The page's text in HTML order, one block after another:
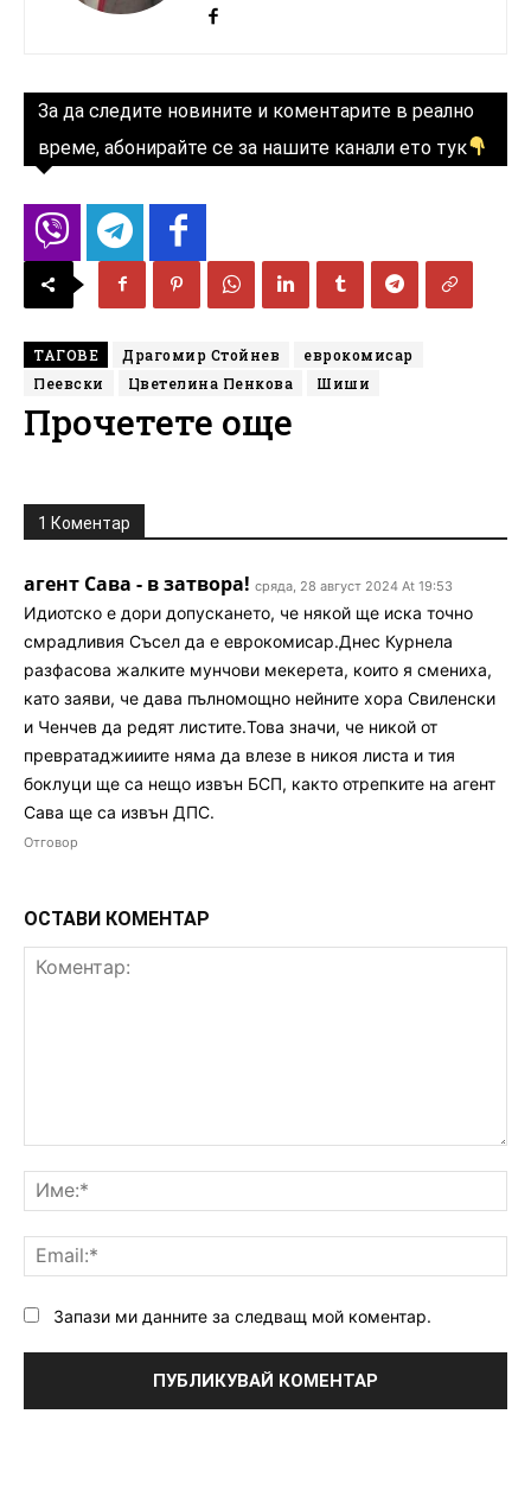
За да следите новините и коментарите в реално
време, абонирайте се за нашите канали ето тук
ТАГОВЕ Драгомир Стойнев
еврокомисар
Пеевски
Цветелина Пенкова Шиши
Прочетете още
1 Коментар
агент Сава - в затвора! сряда, 28 август 2024 At 19:53
Идиотско е дори допускането, че някой ще иска точно
смрадливия Съсел да е еврокомисар.Днес Курнела
разфасова жалките мунчови мекерета, които я смениха,
като заяви, че дава пълномощно нейните хора Свиленски
и Ченчев да редят листите.Това значи, че никой от
превратаджииите няма да влезе в никоя листа и тия
боклуци ще са нещо извън БСП, както отрепките на агент
Сава ще са извън ДПС.
Отговор
ОСТАВИ КОМЕНТАР
Запази ми данните за следващ мой коментар.